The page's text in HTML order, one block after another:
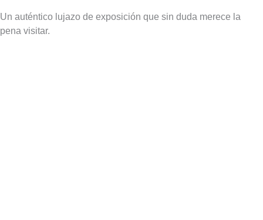
Un auténtico lujazo de exposición que sin duda merece la
pena visitar.